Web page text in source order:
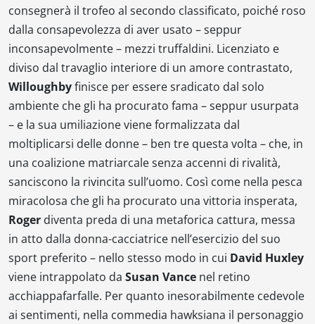
consegnerà il trofeo al secondo classificato, poiché roso
dalla consapevolezza di aver usato – seppur
inconsapevolmente – mezzi truffaldini. Licenziato e
diviso dal travaglio interiore di un amore contrastato,
Willoughbyfinisce per essere sradicato dal solo
ambiente che gli ha procurato fama – seppur usurpata
– e la sua umiliazione viene formalizzata dal
moltiplicarsi delle donne – ben tre questa volta – che, in
una coalizione matriarcale senza accenni di rivalità,
sanciscono la rivincita sull’uomo. Così come nella pesca
miracolosa che gli ha procurato una vittoria insperata,
Roger diventa preda di una metaforica cattura, messa
in atto dalla donna-cacciatrice nell’esercizio del suo
sport preferito – nello stesso modo in cui David Huxley
viene intrappolato da Susan Vance nel retino
acchiappafarfalle. Per quanto inesorabilmente cedevole
ai sentimenti, nella commedia hawksiana il personaggio